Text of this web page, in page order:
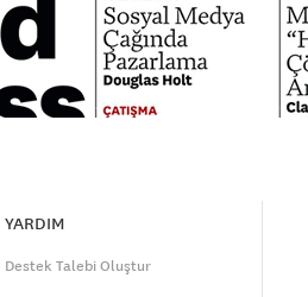
YARDIM
Destek Talebi Oluştur